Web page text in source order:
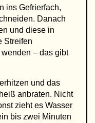
ins Gefrierfach,
Danach
und diese in
Streifen
– das gibt
und das
anbraten. Nicht
zieht es Wasser
bis zwei Minuten